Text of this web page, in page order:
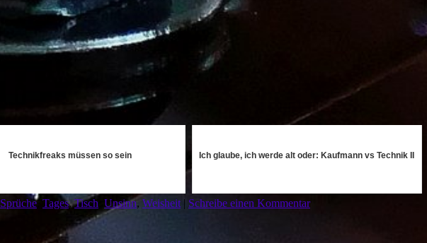
Technikfreaks müssen so sein Ich glaube, ich werde alt oder: Kaufmann vs Technik II
Sprüche, Tages,Tisch Unsinn, Weisheit | Schreibe einen Kommentar